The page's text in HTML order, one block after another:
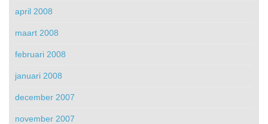
april 2008
maart 2008
februari 2008
januari 2008
december 2007
november 2007